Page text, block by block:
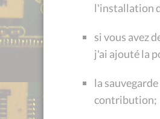
l'installation
si vous avez
j'ai ajouté la
la
contribution;